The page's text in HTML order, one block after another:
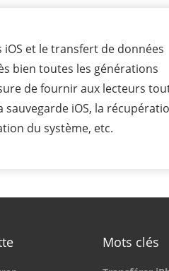
iOS et le transfert de données
bien toutes les générations
de fournir aux lecteurs
iOS, la
du système, etc.
Mots clés